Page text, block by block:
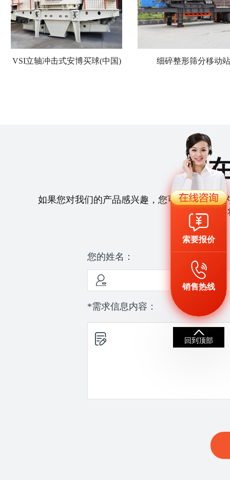
VSI立轴冲击式安博买球(中国) 细碎整形筛分移动站
如果您对我们的产品感兴趣，您可以拨打我们
您的姓名：
*需求信息内容：
索要报价
销售热线
回到顶部